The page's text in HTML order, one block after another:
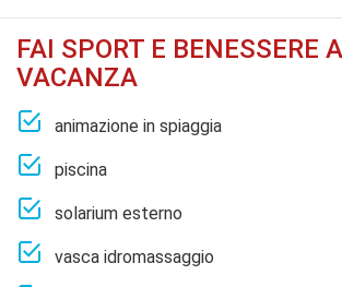
FAI SPORT E BENESSERE
VACANZA
animazione in spiaggia
piscina
solarium esterno
vasca idromassaggio